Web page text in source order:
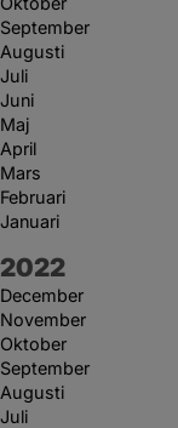
September
Augusti
Juli
Juni
Maj
April
Mars
Februari
Januari
År:
2022
December
November
Oktober
September
Augusti
Juli